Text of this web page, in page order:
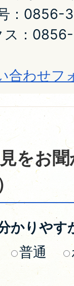
：0856-
ス：
合わせフ
をお
かりやす
普通